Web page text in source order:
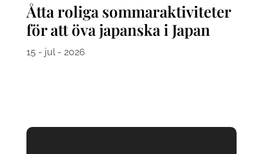
Åtta roliga sommaraktiviteter
för att öva japanska i Japan
15 - jul - 2026